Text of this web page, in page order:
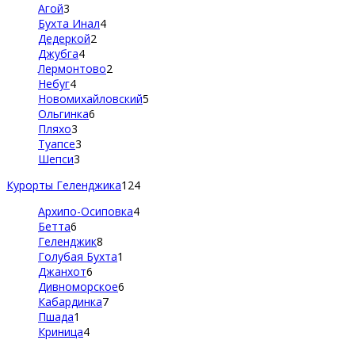
Агой3
Бухта Инал4
Дедеркой2
Джубга4
Лермонтово2
Небуг4
Новомихайловский5
Ольгинка6
Пляхо3
Туапсе3
Шепси3
Курорты Геленджика124
Архипо-Осиповка4
Бетта6
Геленджик8
Голубая Бухта1
Джанхот6
Дивноморское6
Кабардинка7
Пшада1
Криница4